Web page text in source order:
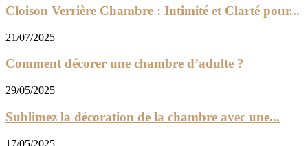
Cloison Verrière Chambre : Intimité et Clarté pour...
21/07/2025
Comment décorer une chambre d’adulte ?
29/05/2025
Sublimez la décoration de la chambre avec une...
17/05/2025